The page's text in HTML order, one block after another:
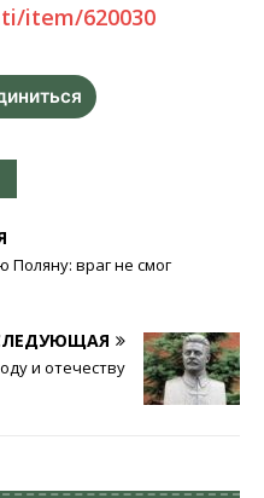
item/620030
Поляну: враг не смог
и отечеству